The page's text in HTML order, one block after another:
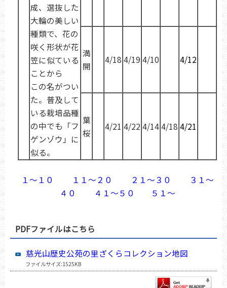
成、選抜した
大輪の美しい
種類で、花の
咲く形状が花
笠に似ている
ことから
この名がつい
た。普及して
いる栽培品種
の中でも「フ
ゲンゾウ」に
似る。
満
開
4/18 4/19 4/10 4/12
葉
桜
4/21 4/22 4/144/18 4/21
１～１０ １１～２０ ２１～３０
３１～
４０
４１～５０ ５１～
PDFファイルはこちら
慈光山歴史公苑の里ざくらコレクション地図
ファイルサイズ:1525KB